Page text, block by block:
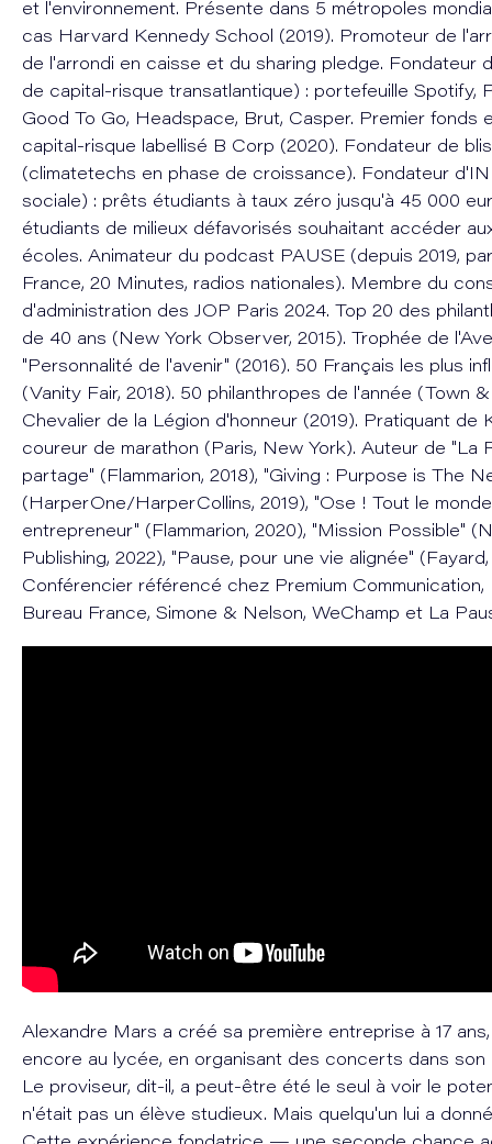
et l'environnement. Présente dans 5 métropoles
cas Harvard Kennedy School (2019). Promoteur de
de l'arrondi en caisse et du sharing pledge. Fondateur
de capital-risque transatlantique) : portefeuille Spotify,
Good To Go, Headspace, Brut, Casper. Premier fonds
capital-risque labellisé B Corp (2020). Fondateur de
(climatetechs en phase de croissance). Fondateur
sociale) : prêts étudiants à taux zéro jusqu'à 45 000
étudiants de milieux défavorisés souhaitant accéder
écoles. Animateur du podcast PAUSE (depuis 2019,
France, 20 Minutes, radios nationales). Membre du
d'administration des JOP Paris 2024. Top 20 des
de 40 ans (New York Observer, 2015). Trophée de
"Personnalité de l'avenir" (2016). 50 Français les plus
(Vanity Fair, 2018). 50 philanthropes de l'année (Town
Chevalier de la Légion d'honneur (2019). Pratiquant de
coureur de marathon (Paris, New York). Auteur de "La
partage" (Flammarion, 2018), "Giving : Purpose is The
(HarperOne/HarperCollins, 2019), "Ose ! Tout le
entrepreneur" (Flammarion, 2020), "Mission Possible"
Publishing, 2022), "Pause, pour une vie alignée"
Conférencier référencé chez Premium Communication,
Bureau France, Simone & Nelson, WeChamp et La
Alexandre Mars a créé sa première entreprise à 17
encore au lycée, en organisant des concerts dans son
Le proviseur, dit-il, a peut-être été le seul à voir le
n'était pas un élève studieux. Mais quelqu'un lui a